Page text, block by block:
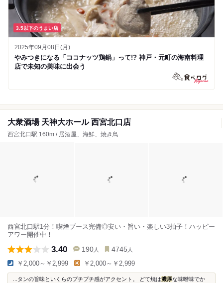
3.5以下のうまい店
2025年09月08日(月)
やみつきになる「ココナッツ鶏鍋」って!? 神戸・元町の海南料理
店で未知の美味に出会う
大衆酒場 天神大ホール 西宮北口店
西宮北口駅 160m / 居酒屋、海鮮、焼き鳥
西宮北口駅1分！喫煙ブース完備◎安い・旨い・楽しい3拍子！ハッピー
アワー開催中！
3.40 190 人 4745 人
￥2,000～￥2,999 ￥2,000～￥2,999
...タンの旨味といくらのプチプチ感がアクセント。 どて焼は濃厚な味噌味でか